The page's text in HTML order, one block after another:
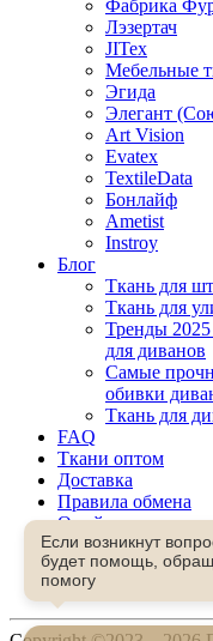
Если возникнут
будет помощь,
помогу
Фабрика
Лэзертач
JITex
Мебельные
Эгида
Элегант
Art Vision
Evatex
TextileData
Бонлайф
Ametist
Instroy
Блог
Ткань для
Ткань для
Тренды 2025
для диванов
Самые
обивки
Ткань для
FAQ
Ткани оптом
Доставка
Правила обмена
О сайте
Контакты
Избранное
Сравнение